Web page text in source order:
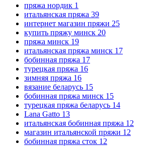
пряжа нордик 1
итальянская пряжа 39
интернет магазин пряжи 25
купить пряжу минск 20
пряжа минск 19
итальянская пряжа минск 17
бобинная пряжа 17
турецкая пряжа 16
зимняя пряжа 16
вязание беларусь 15
бобинная пряжа минск 15
турецкая пряжа беларусь 14
Lana Gatto 13
итальянская бобинная пряжа 12
магазин итальянской пряжи 12
бобинная пряжа сток 12